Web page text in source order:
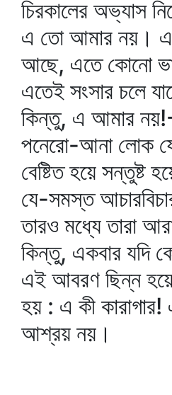
চিরকালের অভ্যাস
এ তো আমার নয়।
আছে, এতে কোনো
এতেই সংসার চলে
কিন্তু, এ আমার
পনেরো-আনা লোক
বেষ্টিত হয়ে সন্তুষ্ট
যে-সমস্ত
তারও মধ্যে তারা
কিন্তু, একবার যদি
এই আবরণ ছিন্ন
হয় : এ কী
আশ্রয় নয়।